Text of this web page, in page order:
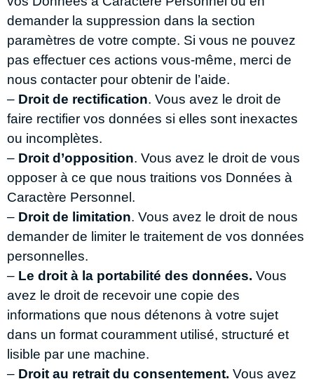
demander la suppression dans la section
paramètres de votre compte. Si vous ne pouvez
pas effectuer ces actions vous-même, merci de
nous contacter pour obtenir de l’aide.
– Droit de rectification. Vous avez le droit de
faire rectifier vos données si elles sont inexactes
ou incomplètes.
– Droit d’opposition. Vous avez le droit de vous
opposer à ce que nous traitions vos Données à
Caractère Personnel.
– Droit de limitation. Vous avez le droit de nous
demander de limiter le traitement de vos données
personnelles.
– Le droit à la portabilité des données. Vous
avez le droit de recevoir une copie des
informations que nous détenons à votre sujet
dans un format couramment utilisé, structuré et
lisible par une machine.
– Droit au retrait du consentement. Vous avez